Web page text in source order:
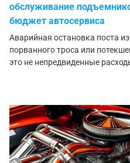
обслуживание
бюджет автосервиса
Аварийная остановка поста
порванного троса или
это не непредвиденные